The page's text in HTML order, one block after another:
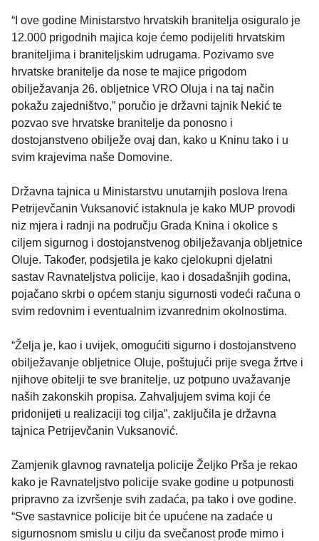
“I ove godine Ministarstvo hrvatskih branitelja osiguralo je
12.000 prigodnih majica koje ćemo podijeliti hrvatskim
braniteljima i braniteljskim udrugama. Pozivamo sve
hrvatske branitelje da nose te majice prigodom
obilježavanja 26. obljetnice VRO Oluja i na taj način
pokažu zajedništvo,” poručio je državni tajnik Nekić te
pozvao sve hrvatske branitelje da ponosno i
dostojanstveno obilježe ovaj dan, kako u Kninu tako i u
svim krajevima naše Domovine.
Državna tajnica u Ministarstvu unutarnjih poslova Irena
Petrijevčanin Vuksanović istaknula je kako MUP provodi
niz mjera i radnji na području Grada Knina i okolice s
ciljem sigurnog i dostojanstvenog obilježavanja obljetnice
Oluje. Također, podsjetila je kako cjelokupni djelatni
sastav Ravnateljstva policije, kao i dosadašnjih godina,
pojačano skrbi o općem stanju sigurnosti vodeći računa o
svim redovnim i eventualnim izvanrednim okolnostima.
“Želja je, kao i uvijek, omogućiti sigurno i dostojanstveno
obilježavanje obljetnice Oluje, poštujući prije svega žrtve i
njihove obitelji te sve branitelje, uz potpuno uvažavanje
naših zakonskih propisa. Zahvaljujem svima koji će
pridonijeti u realizaciji tog cilja”, zaključila je državna
tajnica Petrijevčanin Vuksanović.
Zamjenik glavnog ravnatelja policije Željko Prša je rekao
kako je Ravnateljstvo policije svake godine u potpunosti
pripravno za izvršenje svih zadaća, pa tako i ove godine.
“Sve sastavnice policije bit će upućene na zadaće u
sigurnosnom smislu u cilju da svečanost prođe mirno i